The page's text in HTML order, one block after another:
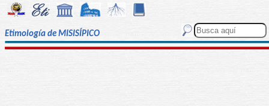
Etimología de MISISÍPICO